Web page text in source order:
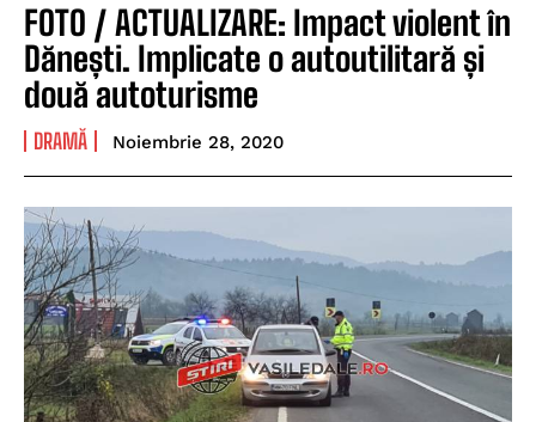
FOTO / ACTUALIZARE: Impact violent în
Dănești. Implicate o autoutilitară și
două autoturisme
DRAMĂ Noiembrie 28, 2020